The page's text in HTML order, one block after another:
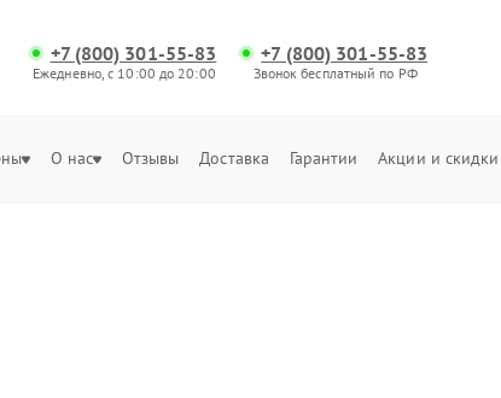
+7 (800) 301-55-83
Ежедневно, с 10:00 до 20:00
+7 (800) 301-55-83
Звонок бесплатный по РФ
О нас Отзывы Доставка Гарантии Акции и скидки